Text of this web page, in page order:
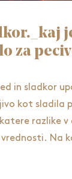
za
in sladkor
kot sladila
razlike v
Na